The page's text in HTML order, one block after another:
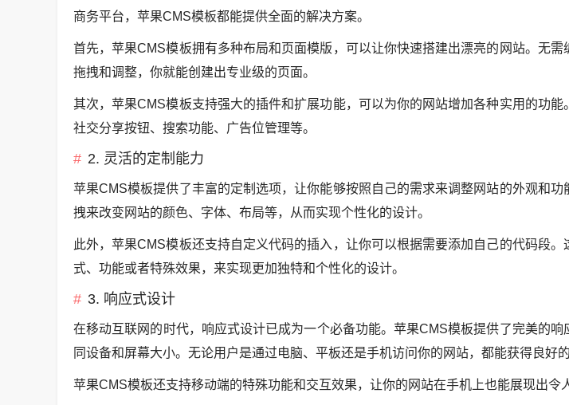
商务平台，苹果CMS模板都能提供全面的解决方案。
首先，苹果CMS模板拥有多种布局和页面模版，可以让你快速搭建出漂亮的网站。无
拖拽和调整，你就能创建出专业级的页面。
其次，苹果CMS模板支持强大的插件和扩展功能，可以为你的网站增加各种实用的功能
社交分享按钮、搜索功能、广告位管理等。
2. 灵活的定制能力
苹果CMS模板提供了丰富的定制选项，让你能够按照自己的需求来调整网站的外观和
拽来改变网站的颜色、字体、布局等，从而实现个性化的设计。
此外，苹果CMS模板还支持自定义代码的插入，让你可以根据需要添加自己的代码段
式、功能或者特殊效果，来实现更加独特和个性化的设计。
3. 响应式设计
在移动互联网的时代，响应式设计已成为一个必备功能。苹果CMS模板提供了完美的
同设备和屏幕大小。无论用户是通过电脑、平板还是手机访问你的网站，都能获得良好的
苹果CMS模板还支持移动端的特殊功能和交互效果，让你的网站在手机上也能展现出令